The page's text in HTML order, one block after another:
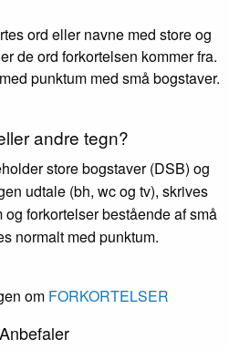
ord eller navne med store og
de ord forkortelsen kommer fra.
punktum med små bogstaver.
andre tegn?
store bogstaver (DSB) og
udtale (bh, wc og tv), skrives
forkortelser bestående af små
normalt med punktum.
om FORKORTELSER